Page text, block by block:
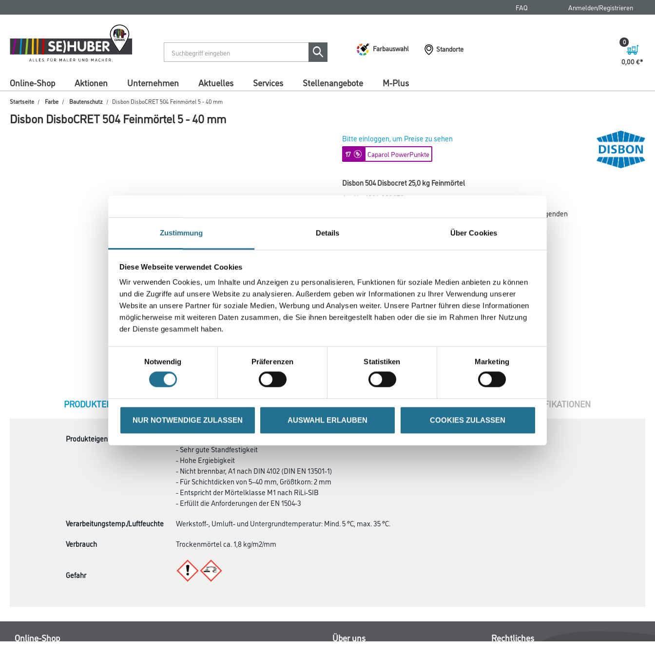
Zustimmung Details Über Cookies
Diese Webseite verwendet Cookies
Wir verwenden Cookies, um Inhalte und Anzeigen zu personalisieren, Funktionen für soziale Medien anbieten zu können
und die Zugriffe auf unsere Website zu analysieren. Außerdem geben wir Informationen zu Ihrer Verwendung unserer
Website an unsere Partner für soziale Medien, Werbung und Analysen weiter. Unsere Partner führen diese Informationen
möglicherweise mit weiteren Daten zusammen, die Sie ihnen bereitgestellt haben oder die sie im Rahmen Ihrer Nutzung
der Dienste gesammelt haben.
Notwendig
Präferenzen Statistiken Marketing
NUR NOTWENDIGE ZULASSEN AUSWAHL ERLAUBEN COOKIES ZULASSEN
springen
springen
FAQ Anmelden/Registrieren
Farbauswahl
Standorte
0,00 €
0
Online-Shop Aktionen Unternehmen Aktuelles Services Stellenangebote M-Plus
Startseite Farbe Bautenschutz Disbon DisboCRET 504 Feinmörtel 5 - 40 mm
Disbon DisboCRET 504 Feinmörtel 5 - 40 mm
Bitte einloggen, um Preise zu sehen
17 Caparol PowerPunkte
Disbon 504 Disbocret 25,0 kg Feinmörtel
Art-Nr.:
1001-003076
Instandsetzungsmörtel zum Reprofilieren von Beton mit hervorragenden
Umrechnungsfaktoren
CURRENT
PRODUKTEIGENSCHAFTEN SPEZIFIKATIONEN
Produkteigenschaft
- Sehr gute Standfestigkeit
- Hohe Ergiebigkeit
- Nicht brennbar, A1 nach DIN 4102 (DIN EN 13501-1)
- Für Schichtdicken von 5–40 mm, Größtkorn: 2 mm
- Entspricht der Mörtelklasse M1 nach RiLi-SIB
- Erfüllt die Anforderungen der EN 1504-3
Verarbeitungstemp./Luftfeuchte
Werkstoff-, Umluft- und Untergrundtemperatur: Mind. 5 °C, max. 35 °C.
Verbrauch
Trockenmörtel ca. 1,8 kg/m2/mm
Gefahr
Online-Shop Über uns Rechtliches